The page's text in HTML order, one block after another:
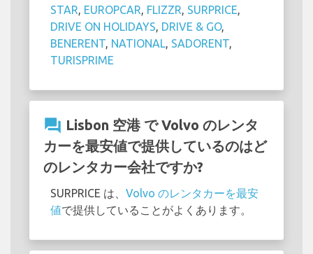
STAR EUROPCAR FLIZZR SURPRICE
DRIVE ON HOLIDAYS DRIVE & GO,
BENERENT NATIONAL SADORENT
TURISPRIME
question_answer Lisbon 空港 で Volvo のレンタ
カーを最安値で提供しているのはど
のレンタカー会社ですか?
SURPRICE は、 Volvo のレンタカーを最安
値で提供していることがよくあります。